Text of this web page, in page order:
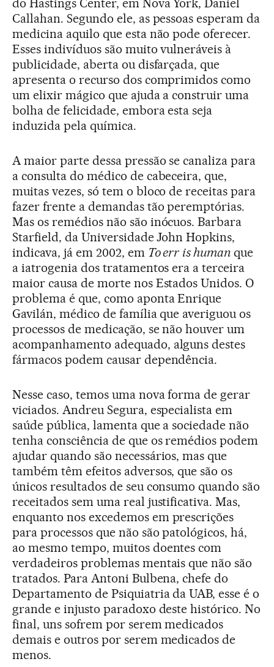
do Hastings Center, em Nova York, Daniel
Callahan. Segundo ele, as pessoas esperam da
medicina aquilo que esta não pode oferecer.
Esses indivíduos são muito vulneráveis à
publicidade, aberta ou disfarçada, que
apresenta o recurso dos comprimidos como
um elixir mágico que ajuda a construir uma
bolha de felicidade, embora esta seja
induzida pela química.
A maior parte dessa pressão se canaliza para
a consulta do médico de cabeceira, que,
muitas vezes, só tem o bloco de receitas para
fazer frente a demandas tão peremptórias.
Mas os remédios não são inócuos. Barbara
Starfield, da Universidade John Hopkins,
indicava, já em 2002, em To err is human que
a iatrogenia dos tratamentos era a terceira
maior causa de morte nos Estados Unidos. O
problema é que, como aponta Enrique
Gavilán, médico de família que averiguou os
processos de medicação, se não houver um
acompanhamento adequado, alguns destes
fármacos podem causar dependência.
Nesse caso, temos uma nova forma de gerar
viciados. Andreu Segura, especialista em
saúde pública, lamenta que a sociedade não
tenha consciência de que os remédios podem
ajudar quando são necessários, mas que
também têm efeitos adversos, que são os
únicos resultados de seu consumo quando são
receitados sem uma real justificativa. Mas,
enquanto nos excedemos em prescrições
para processos que não são patológicos, há,
ao mesmo tempo, muitos doentes com
verdadeiros problemas mentais que não são
tratados. Para Antoni Bulbena, chefe do
Departamento de Psiquiatria da UAB, esse é o
grande e injusto paradoxo deste histórico. No
final, uns sofrem por serem medicados
demais e outros por serem medicados de
menos.